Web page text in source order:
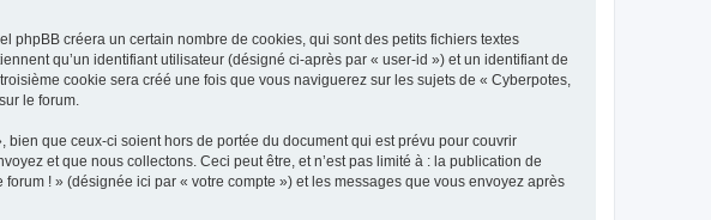
phpBB créera un certain nombre de cookies, qui sont des petits fichiers textes
qu’un identifiant utilisateur (désigné ci-après par « user-id ») et un identifiant de
cookie sera créé une fois que vous naviguerez sur les sujets de « Cyberpotes,
le forum.
que ceux-ci soient hors de portée du document qui est prévu pour couvrir
et que nous collectons. Ceci peut être, et n’est pas limité à : la publication de
! » (désignée ici par « votre compte ») et les messages que vous envoyez après